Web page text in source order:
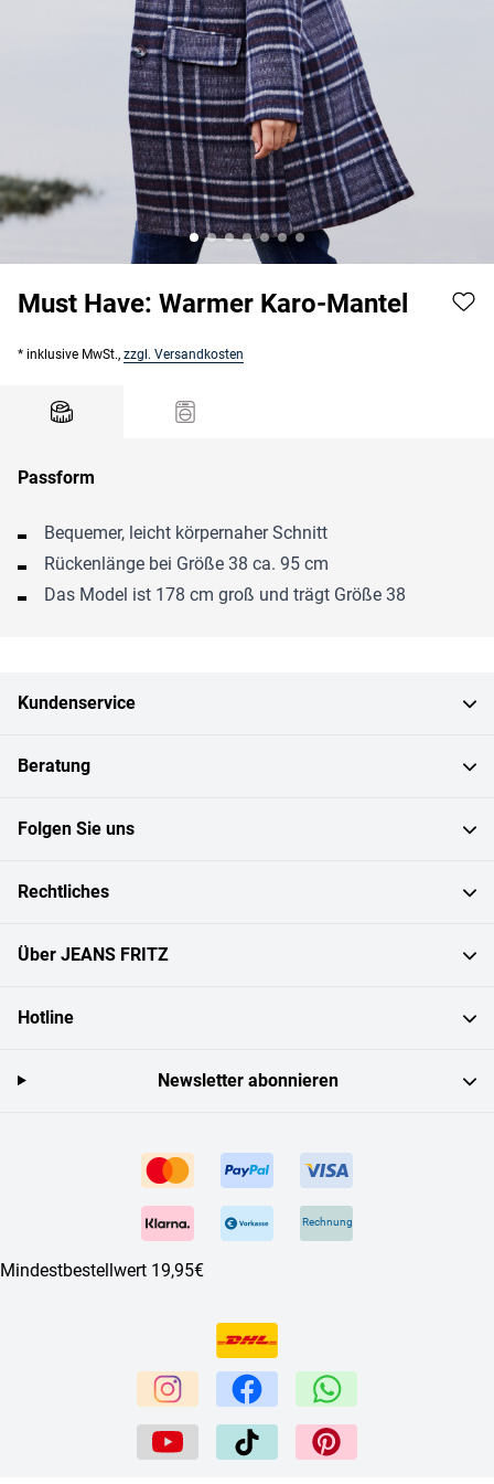
Must Have: Warmer Karo-Mantel
* inklusive MwSt., zzgl. Versandkosten
Passform
Bequemer, leicht körpernaher Schnitt
Rückenlänge bei Größe 38 ca. 95 cm
Das Model ist 178 cm groß und trägt Größe 38
Kundenservice
Beratung
Folgen Sie uns
Rechtliches
Über JEANS FRITZ
Hotline
Rechnung
Mindestbestellwert 19,95€
Newsletter abonnieren